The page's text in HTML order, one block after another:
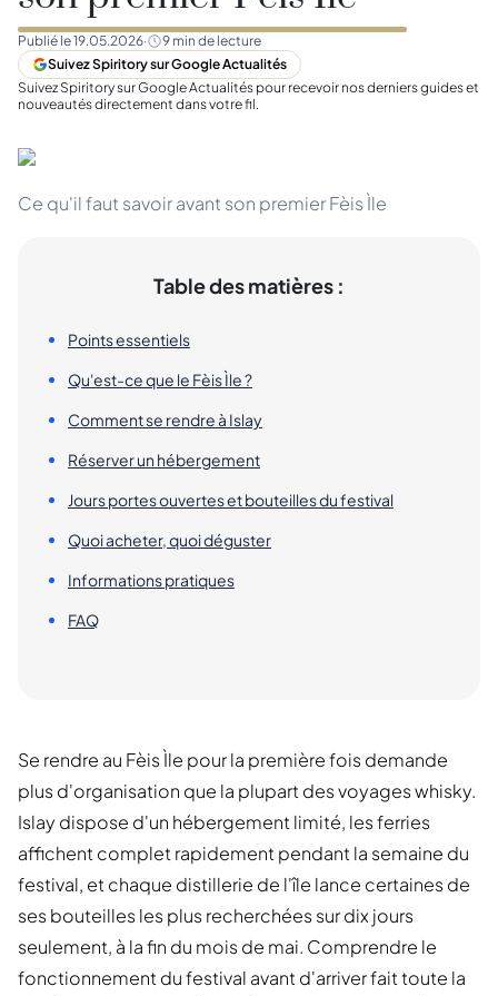
Publié le19.05.2026· 9 min de lecture
Suivez Spiritory sur Google Actualités
Suivez Spiritory sur Google Actualités pour recevoir nos derniers guides et
nouveautés directement dans votre fil.
Ce qu'il faut savoir avant son premier Fèis Ìle
Table des matières :
Points essentiels
Qu'est-ce que le Fèis Ìle ?
Comment se rendre à Islay
Réserver un hébergement
Jours portes ouvertes et bouteilles du festival
Quoi acheter, quoi déguster
Informations pratiques
FAQ
Se rendre au Fèis Ìle pour la première fois demande
plus d'organisation que la plupart des voyages whisky.
Islay dispose d'un hébergement limité, les ferries
affichent complet rapidement pendant la semaine du
festival, et chaque distillerie de l'île lance certaines de
ses bouteilles les plus recherchées sur dix jours
seulement, à la fin du mois de mai. Comprendre le
fonctionnement du festival avant d'arriver fait toute la